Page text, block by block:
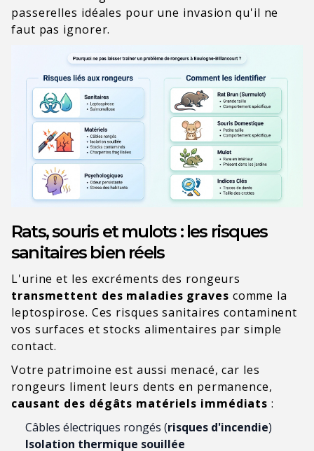
passerelles idéales pour une invasion qu'il ne
faut pas ignorer.
Rats, souris et mulots : les risques
sanitaires bien réels
L'urine et les excréments des rongeurs
transmettent des maladies graves comme la
leptospirose. Ces risques sanitaires contaminent
vos surfaces et stocks alimentaires par simple
contact.
Votre patrimoine est aussi menacé, car les
rongeurs liment leurs dents en permanence,
causant des dégâts matériels immédiats :
Câbles électriques rongés (risques d'incendie)
Isolation thermique souillée